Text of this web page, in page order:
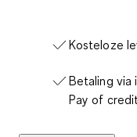
Kosteloze
Betaling via
Pay of